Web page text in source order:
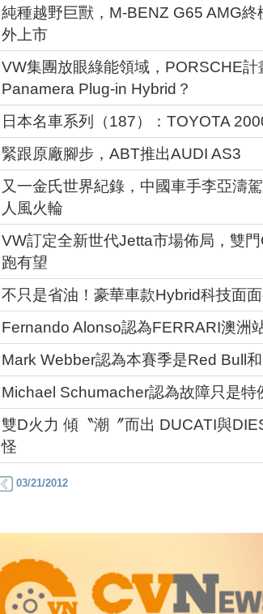
純種越野巨獸，M-BENZ G65 AMG
外上市
VW集團放眼綠能領域，PORSCHE
Panamera Plug-in Hybrid？
日本名車系列（187）：TOYOTA
緊跟原廠腳步，ABT推出AUDI AS3
又一金氏世界紀錄，中國車手李亞濤
人風火輪
VW訂定全新世代Jetta市場佈局，雙
跑有望
不只是省油！豪華車款Hybrid科技面面
Fernando Alonso認為FERRARI澳洲
Mark Webber認為本賽季是Red Bull
Michael Schumacher認為故障只是特
雙D火力 傾〝潮〞而出 DUCATI與
怪
03/21/2012